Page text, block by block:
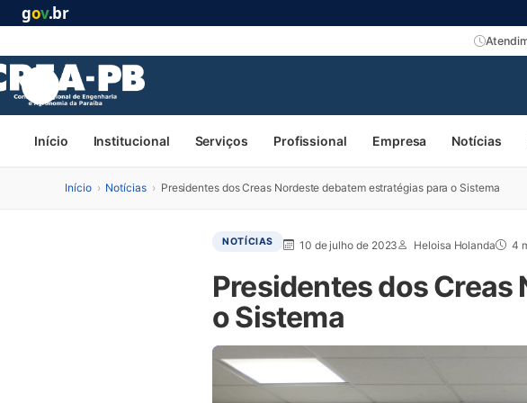
gov.br
Início Institucional Serviços Profissional Empresa Notícias
Início › Notícias › Presidentes dos Creas Nordeste debatem estratégias para o Sistema
NOTÍCIAS 10 de julho de 2023 Heloisa Holanda 4
Presidentes dos
o Sistema